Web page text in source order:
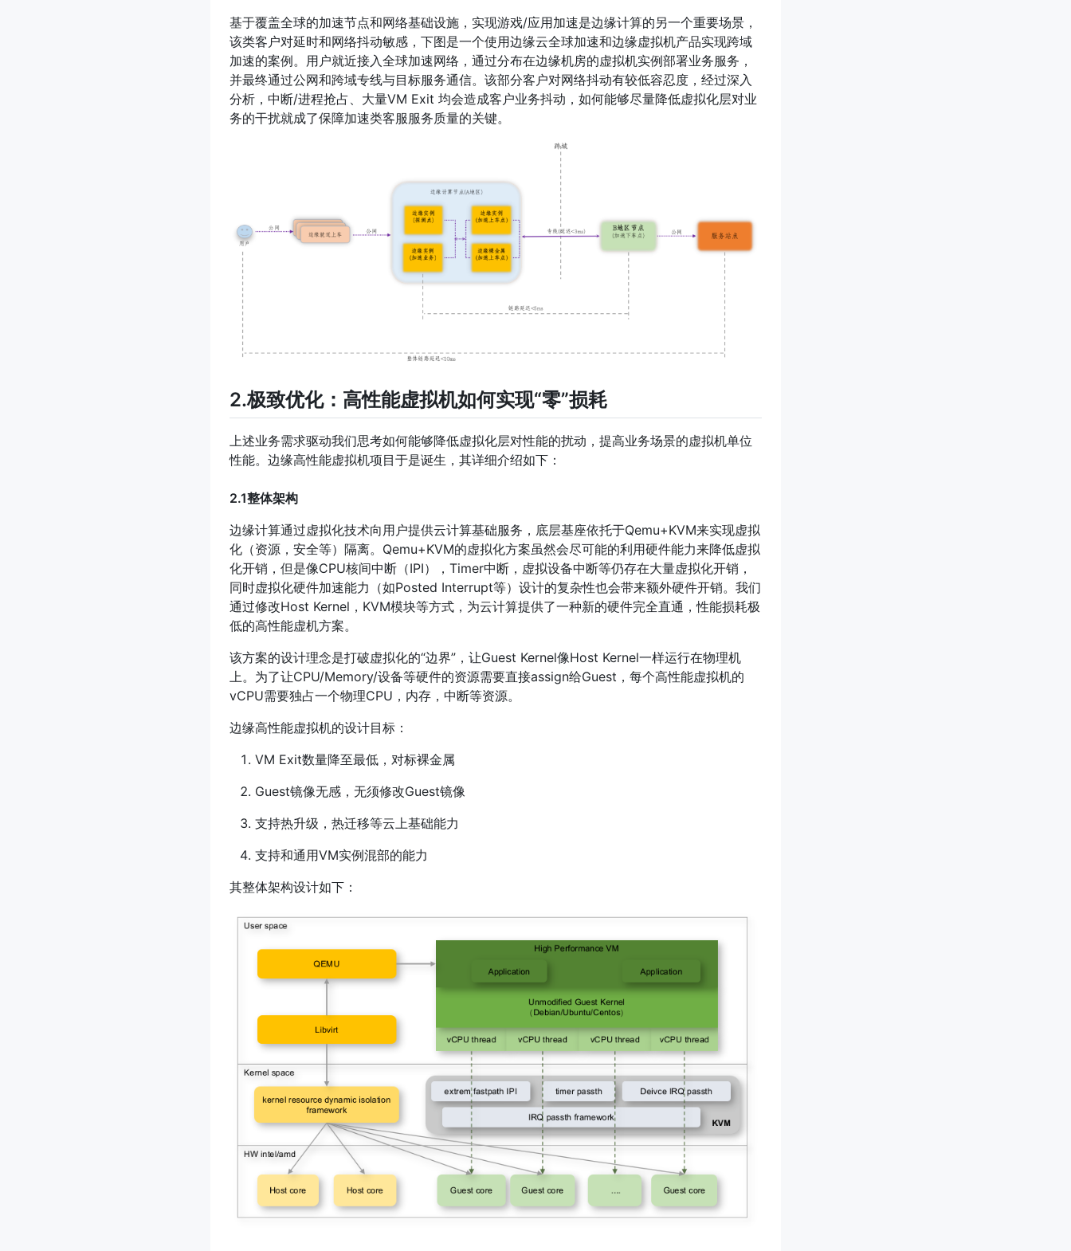
基于覆盖全球的加速节点和网络基础设施，实现游戏/应用加速是边缘计算的另一个重要场景，
该类客户对延时和网络抖动敏感，下图是一个使用边缘云全球加速和边缘虚拟机产品实现跨域
加速的案例。用户就近接入全球加速网络，通过分布在边缘机房的虚拟机实例部署业务服务，
并最终通过公网和跨域专线与目标服务通信。该部分客户对网络抖动有较低容忍度，经过深入
分析，中断/进程抢占、大量VM Exit 均会造成客户业务抖动，如何能够尽量降低虚拟化层对业
务的干扰就成了保障加速类客服服务质量的关键。
2.极致优化：高性能虚拟机如何实现“零”损耗
上述业务需求驱动我们思考如何能够降低虚拟化层对性能的扰动，提高业务场景的虚拟机单位
性能。边缘高性能虚拟机项目于是诞生，其详细介绍如下：
2.1整体架构
边缘计算通过虚拟化技术向用户提供云计算基础服务，底层基座依托于Qemu+KVM来实现虚拟
化（资源，安全等）隔离。Qemu+KVM的虚拟化方案虽然会尽可能的利用硬件能力来降低虚拟
化开销，但是像CPU核间中断（IPI），Timer中断，虚拟设备中断等仍存在大量虚拟化开销，
同时虚拟化硬件加速能力（如Posted Interrupt等）设计的复杂性也会带来额外硬件开销。我们
通过修改Host Kernel，KVM模块等方式，为云计算提供了一种新的硬件完全直通，性能损耗极
低的高性能虚机方案。
该方案的设计理念是打破虚拟化的“边界”，让Guest Kernel像Host Kernel一样运行在物理机
上。为了让CPU/Memory/设备等硬件的资源需要直接assign给Guest，每个高性能虚拟机的
vCPU需要独占一个物理CPU，内存，中断等资源。
边缘高性能虚拟机的设计目标：
VM Exit数量降至最低，对标裸金属
Guest镜像无感，无须修改Guest镜像
支持热升级，热迁移等云上基础能力
支持和通用VM实例混部的能力
其整体架构设计如下：